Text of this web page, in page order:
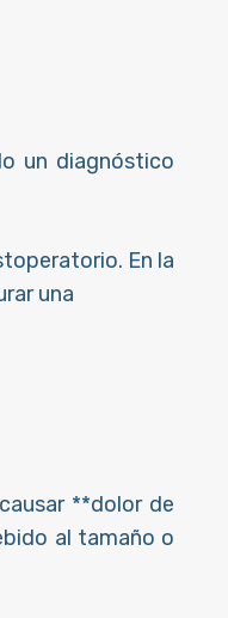
un diagnóstico
En la
una
**dolor de
al tamaño o